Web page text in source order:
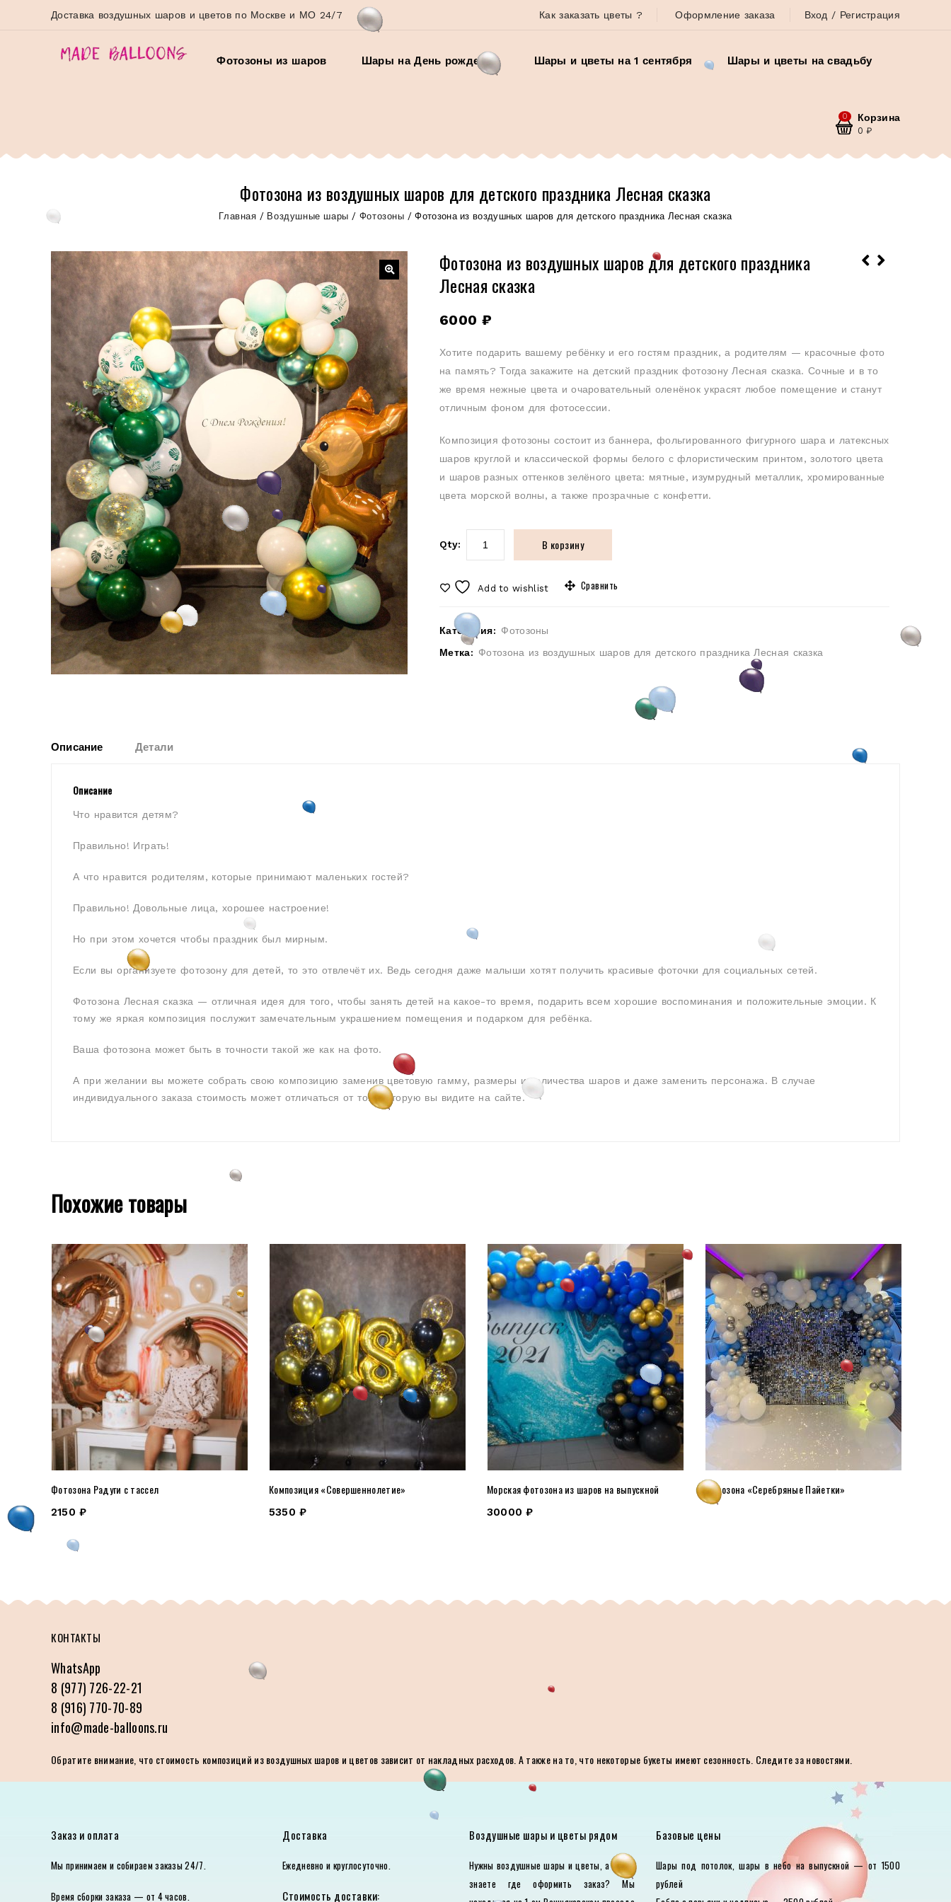
Доставка воздушных шаров и цветов по Москве и МО 24/7 Как заказать цветы ? Оформление заказа Вход / Регистрация
Фотозоны из шаров Шары на День рождения Шары и цветы на 1 сентября Шары и цветы на свадьбу
Корзина
0
0₽
Фотозона из воздушных шаров для детского праздника Лесная сказка
Главная / Воздушные шары / Фотозоны /Фотозона из воздушных шаров для детского праздника Лесная сказка
Фотозона из воздушных шаров для детского праздника
Лесная сказка
6000 ₽
Хотите подарить вашему ребёнку и его гостям праздник, а родителям — красочные фото
на память? Тогда закажите на детский праздник фотозону Лесная сказка. Сочные и в то
же время нежные цвета и очаровательный оленёнок украсят любое помещение и станут
отличным фоном для фотосессии.
Композиция фотозоны состоит из баннера, фольгированного фигурного шара и латексных
шаров круглой и классической формы белого с флористическим принтом, золотого цвета
и шаров разных оттенков зелёного цвета: мятные, изумрудный металлик, хромированные
цвета морской волны, а также прозрачные с конфетти.
Qty: В корзину
Add to wishlist Сравнить
Категория: Фотозоны
Метка: Фотозона из воздушных шаров для детского праздника Лесная сказка
Описание Детали
Описание
Что нравится детям?
Правильно! Играть!
А что нравится родителям, которые принимают маленьких гостей?
Правильно! Довольные лица, хорошее настроение!
Но при этом хочется чтобы праздник был мирным.
Если вы организуете фотозону для детей, то это отвлечёт их. Ведь сегодня даже малыши хотят получить красивые фоточки для социальных сетей.
Фотозона Лесная сказка — отличная идея для того, чтобы занять детей на какое-то время, подарить всем хорошие воспоминания и положительные эмоции. К
тому же яркая композиция послужит замечательным украшением помещения и подарком для ребёнка.
Ваша фотозона может быть в точности такой же как на фото.
А при желании вы можете собрать свою композицию заменив цветовую гамму, размеры и количества шаров и даже заменить персонажа. В случае
индивидуального заказа стоимость может отличаться от той, которую вы видите на сайте.
Похожие товары
Фотозона Радуги с тассел
2150 ₽
Композиция «Совершеннолетие»
5350 ₽
Морская фотозона из шаров на выпускной
30000₽
Фотозона «Серебряные Пайетки»
КОНТАКТЫ
WhatsApp
8 (977) 726-22-21
8 (916) 770-70-89
info@made-balloons.ru
Обратите внимание, что стоимость композиций из воздушных шаров и цветов зависит от накладных расходов. А также на то, что некоторые букеты имеют сезонность. Следите за новостями.
Заказ и оплата
Мы принимаем и собираем заказы 24/7.
Время сборки заказа — от 4 часов.
Доставка
Ежедневно и круглосуточно.
Стоимость доставки:
Воздушные шары и цветы рядом
Нужны воздушные шары и цветы, а вы не
знаете где оформить заказ? Мы
Базовые цены
Шары под потолок, шары в небо на выпускной — от 1500
рублей